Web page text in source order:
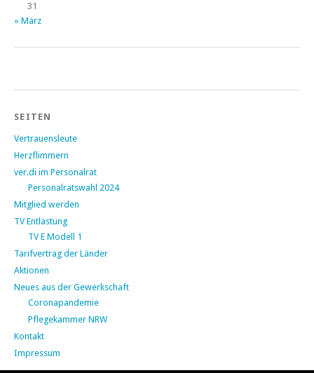
31
« März
SEITEN
Vertrauensleute
Herzflimmern
ver.di im Personalrat
Personalratswahl 2024
Mitglied werden
TV Entlastung
TV E Modell 1
Tarifvertrag der Länder
Aktionen
Neues aus der Gewerkschaft
Coronapandemie
Pflegekammer NRW
Kontakt
Impressum